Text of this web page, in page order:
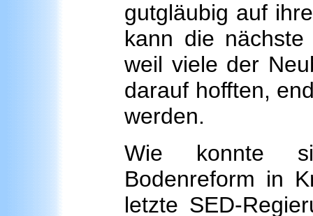
gutgläubig auf
kann die
weil viele der
darauf hofften,
werden.
Wie konnte
Bodenreform in
letzte SED-